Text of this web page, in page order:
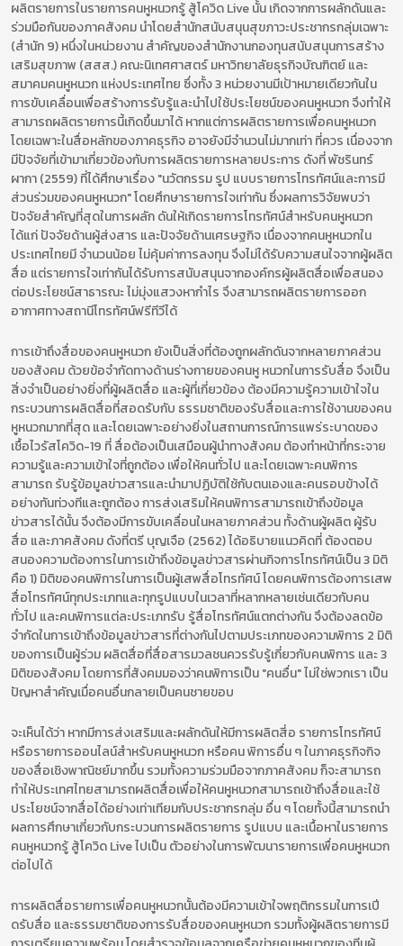
ผลิตรายการในรายการคนหูหนวกรู้ สู้โควิด Live นั้น เกิดจากการผลักดันและ
ร่วมมือกันของภาคสังคม นำโดยสำนักสนับสนุนสุขภาวะประชากรกลุ่มเฉพาะ
(สำนัก 9) หนึ่งในหน่วยงาน สำคัญของสำนักงานกองทุนสนับสนุนการสร้าง
เสริมสุขภาพ (สสส.) คณะนิเทศศาสตร์ มหาวิทยาลัยธุรกิจบัณฑิตย์ และ
สมาคมคนหูหนวก แห่งประเทศไทย ซึ่งทั้ง 3 หน่วยงานมีเป้าหมายเดียวกันใน
การขับเคลื่อนเพื่อสร้างการรับรู้และนำไปใช้ประโยชน์ของคนหูหนวก จึงทำให้
สามารถผลิตรายการนี้เกิดขึ้นมาได้ หากแต่การผลิตรายการเพื่อคนหูหนวก
โดยเฉพาะในสื่อหลักของภาคธุรกิจ อาจยังมีจำนวนไม่มากเท่า ที่ควร เนื่องจาก
มีปัจจัยที่เข้ามาเกี่ยวข้องกับการผลิตรายการหลายประการ ดังที่ พัชรินทร์
ผากา (2559) ที่ได้ศึกษาเรื่อง "นวัตกรรม รูป แบบรายการโทรทัศน์และการมี
ส่วนร่วมของคนหูหนวก" โดยศึกษารายการใจเท่ากัน ซึ่งผลการวิจัยพบว่า
ปัจจัยสำคัญที่สุดในการผลัก ดันให้เกิดรายการโทรทัศน์สำหรับคนหูหนวก
ได้แก่ ปัจจัยด้านผู้ส่งสาร และปัจจัยด้านเศรษฐกิจ เนื่องจากคนหูหนวกใน
ประเทศไทยมี จำนวนน้อย ไม่คุ้มค่าการลงทุน จึงไม่ได้รับความสนใจจากผู้ผลิต
สื่อ แต่รายการใจเท่ากันได้รับการสนับสนุนจากองค์กรผู้ผลิตสื่อเพื่อสนอง
ต่อประโยชน์สาธารณะ ไม่มุ่งแสวงหากำไร จึงสามารถผลิตรายการออก
อากาศทางสถานีโทรทัศน์ฟรีทีวีได้
การเข้าถึงสื่อของคนหูหนวก ยังเป็นสิ่งที่ต้องถูกผลักดันจากหลายภาคส่วน
ของสังคม ด้วยข้อจำกัดทางด้านร่างกายของคนหู หนวกในการรับสื่อ จึงเป็น
สิ่งจำเป็นอย่างยิ่งที่ผู้ผลิตสื่อ และผู้ที่เกี่ยวข้อง ต้องมีความรู้ความเข้าใจใน
กระบวนการผลิตสื่อที่สอดรับกับ ธรรมชาติของรับสื่อและการใช้งานของคน
หูหนวกมากที่สุด และโดยเฉพาะอย่างยิ่งในสถานการณ์การแพร่ระบาดของ
เชื้อไวรัสโควิด-19 ที่ สื่อต้องเป็นเสมือนผู้นำทางสังคม ต้องทำหน้าที่กระจาย
ความรู้และความเข้าใจที่ถูกต้อง เพื่อให้คนทั่วไป และโดยเฉพาะคนพิการ
สามารถ รับรู้ข้อมูลข่าวสารและนำมาปฏิบัติใช้กับตนเองและคนรอบข้างได้
อย่างทันท่วงทีและถูกต้อง การส่งเสริมให้คนพิการสามารถเข้าถึงข้อมูล
ข่าวสารได้นั้น จึงต้องมีการขับเคลื่อนในหลายภาคส่วน ทั้งด้านผู้ผลิต ผู้รับ
สื่อ และภาคสังคม ดังที่ตรี บุญเจือ (2562) ได้อธิบายแนวคิดที่ ต้องตอบ
สนองความต้องการในการเข้าถึงข้อมูลข่าวสารผ่านกิจการโทรทัศน์เป็น 3 มิติ
คือ 1) มิติของคนพิการในการเป็นผู้เสพสื่อโทรทัศน์ โดยคนพิการต้องการเสพ
สื่อโทรทัศน์ทุกประเภทและทุกรูปแบบในเวลาที่หลากหลายเช่นเดียวกับคน
ทั่วไป และคนพิการแต่ละประเภทรับ รู้สื่อโทรทัศน์แตกต่างกัน จึงต้องลดข้อ
จำกัดในการเข้าถึงข้อมูลข่าวสารที่ต่างกันไปตามประเภทของความพิการ 2 มิติ
ของการเป็นผู้ร่วม ผลิตสื่อที่สื่อสารมวลชนควรรับรู้เกี่ยวกับคนพิการ และ 3
มิติของสังคม โดยการที่สังคมมองว่าคนพิการเป็น "คนอื่น" ไม่ใช่พวกเรา เป็น
ปัญหาสำคัญเมื่อคนอื่นกลายเป็นคนชายขอบ
จะเห็นได้ว่า หากมีการส่งเสริมและผลักดันให้มีการผลิตสี่อ รายการโทรทัศน์
หรือรายการออนไลน์สำหรับคนหูหนวก หรือคน พิการอื่น ๆ ในภาคธุรกิจกิจ
ของสื่อเชิงพาณิชย์มากขึ้น รวมทั้งความร่วมมือจากภาคสังคม ก็จะสามารถ
ทำให้ประเทศไทยสามารถผลิตสื่อเพื่อให้คนหูหนวกสามารถเข้าถึงสื่อและใช้
ประโยชน์จากสื่อได้อย่างเท่าเทียมกับประชากรกลุ่ม อื่น ๆ โดยทั้งนี้สามารถนำ
ผลการศึกษาเกี่ยวกับกระบวนการผลิตรายการ รูปแบบ และเนื้อหาในรายการ
คนหูหนวกรู้ สู้โควิด Live ไปเป็น ตัวอย่างในการพัฒนารายการเพื่อคนหูหนวก
ต่อไปได้
การผลิตสื่อรายการเพื่อคนหูหนวกนั้นต้องมีความเข้าใจพฤติกรรมในการเปี
ดรับสื่อ และธรรมชาติของการรับสื่อของคนหูหนวก รวมทั้งผู้ผลิตรายการมี